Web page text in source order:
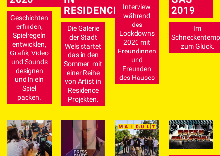
Geschichten
erfinden,
Spielregeln
entwicklen,
Grafik, Video
und Sounds
designen
und in ein
Spiel
packen.
RESIDENCE
Die Galerie
der Stadt
Wels startet
das in den
Sommer mit
einer Reihe
von Artist in
Residence
Projekten.
Interview
während
des
Lockdowns
2020 mit
Freundinnen
und
Freunden
des Hauses
2019
Im
zum Glück.